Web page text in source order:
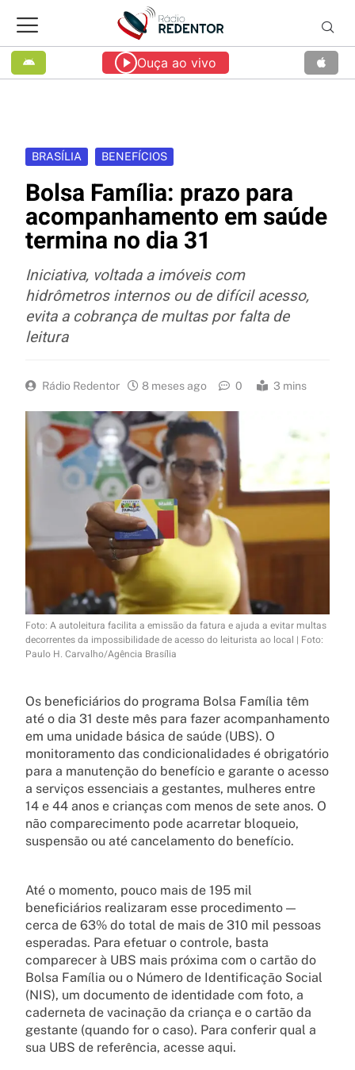
Ouça ao vivo
BRASÍLIA BENEFÍCIOS
Bolsa Família: prazo para
acompanhamento em saúde
termina no dia 31
Iniciativa, voltada a imóveis com
hidrômetros internos ou de difícil acesso,
evita a cobrança de multas por falta de
leitura
Rádio Redentor 8 meses ago 0 3 mins
Foto: A autoleitura facilita a emissão da fatura e ajuda a evitar multas
decorrentes da impossibilidade de acesso do leiturista ao local | Foto:
Paulo H. Carvalho/Agência Brasília
Os beneficiários do programa Bolsa Família têm
até o dia 31 deste mês para fazer acompanhamento
em uma unidade básica de saúde (UBS). O
monitoramento das condicionalidades é obrigatório
para a manutenção do benefício e garante o acesso
a serviços essenciais a gestantes, mulheres entre
14 e 44 anos e crianças com menos de sete anos. O
não comparecimento pode acarretar bloqueio,
suspensão ou até cancelamento do benefício.
Até o momento, pouco mais de 195 mil
beneficiários realizaram esse procedimento —
cerca de 63% do total de mais de 310 mil pessoas
esperadas. Para efetuar o controle, basta
comparecer à UBS mais próxima com o cartão do
Bolsa Família ou o Número de Identificação Social
(NIS), um documento de identidade com foto, a
caderneta de vacinação da criança e o cartão da
gestante (quando for o caso). Para conferir qual a
sua UBS de referência, acesse aqui.